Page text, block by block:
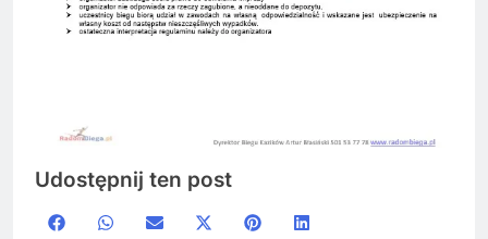
Udostępnij ten post
Share
Facebook
Share
WhatsApp
Share
Email
Share
Share
Pinterest